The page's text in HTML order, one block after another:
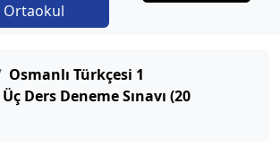
Ortaokul
Osmanlı Türkçesi 1
Ders Deneme Sınavı (20